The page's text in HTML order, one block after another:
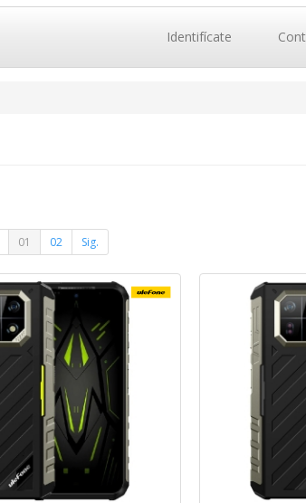
Identifícate
01 02 Sig.